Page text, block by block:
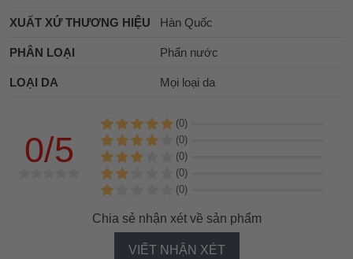
XUẤT XỨ THƯƠNG HIỆU Hàn Quốc
PHÂN LOẠI Phấn nước
LOẠI DA Mọi loại da
0/5
(0)
(0)
(0)
(0)
(0)
Chia sẻ nhận xét về sản phẩm
VIẾT NHẬN XÉT